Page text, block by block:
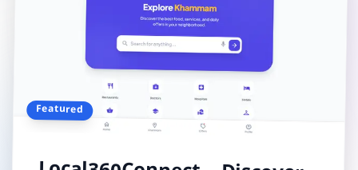
Featured